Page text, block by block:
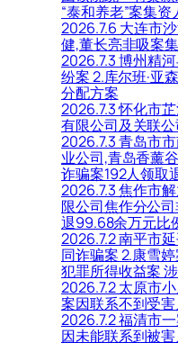
“泰和养老”案集资
2026.7.6 大连市
健,董长亮非吸案
2026.7.3 博州精
纷案 2.库尔班·亚
分配方案
2026.7.3 怀化市
有限公司及关联
2026.7.3 青岛市
业公司,青岛香薰
诈骗案192人领取
2026.7.3 焦作市
限公司焦作分公
退99.68余万元比
2026.7.2 南平市
同诈骗案 2.康雪
犯罪所得收益案
2026.7.2 太原市
案因联系不到受
2026.7.2 福清市
因未能联系到被